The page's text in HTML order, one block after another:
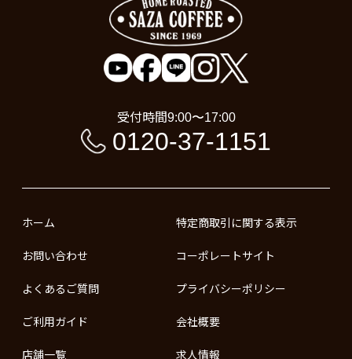
受付時間9:00〜17:00
0120-37-1151
ホーム
お問い合わせ
よくあるご質問
ご利用ガイド
店舗一覧
特定商取引に関する表示
コーポレートサイト
プライバシーポリシー
会社概要
求人情報